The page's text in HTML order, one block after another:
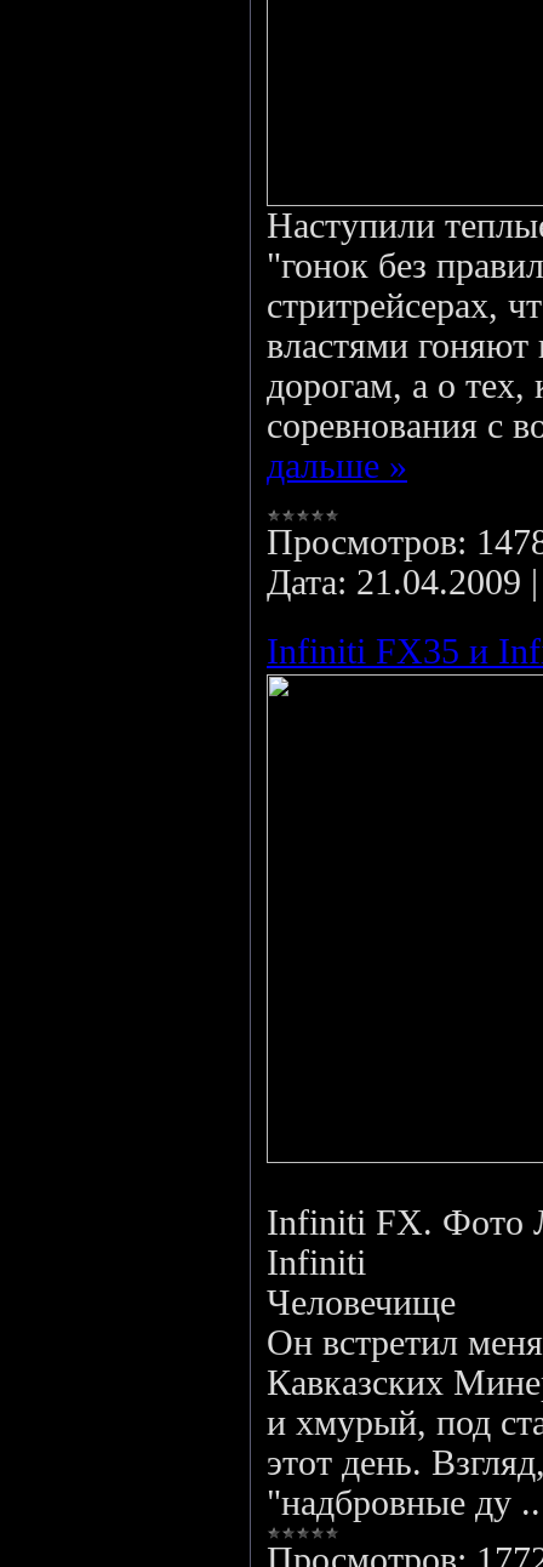
Наступили
"гонок без
стритрейсерах,
властями
дорогам, а о тех,
соревнования с
дальше »
Просмотров:
Дата: 21.04.2009
Infiniti FX35 и
Infiniti FX. Фото
Infiniti
Человечище
Он встретил
Кавказских
и хмурый, под
этот день.
"надбровные ду